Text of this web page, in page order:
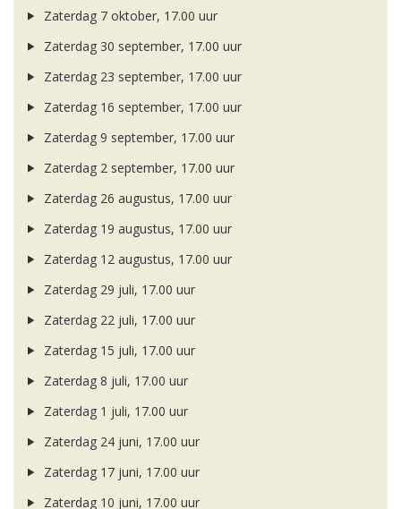
Zaterdag 7 oktober, 17.00 uur
Zaterdag 30 september, 17.00 uur
Zaterdag 23 september, 17.00 uur
Zaterdag 16 september, 17.00 uur
Zaterdag 9 september, 17.00 uur
Zaterdag 2 september, 17.00 uur
Zaterdag 26 augustus, 17.00 uur
Zaterdag 19 augustus, 17.00 uur
Zaterdag 12 augustus, 17.00 uur
Zaterdag 29 juli, 17.00 uur
Zaterdag 22 juli, 17.00 uur
Zaterdag 15 juli, 17.00 uur
Zaterdag 8 juli, 17.00 uur
Zaterdag 1 juli, 17.00 uur
Zaterdag 24 juni, 17.00 uur
Zaterdag 17 juni, 17.00 uur
Zaterdag 10 juni, 17.00 uur